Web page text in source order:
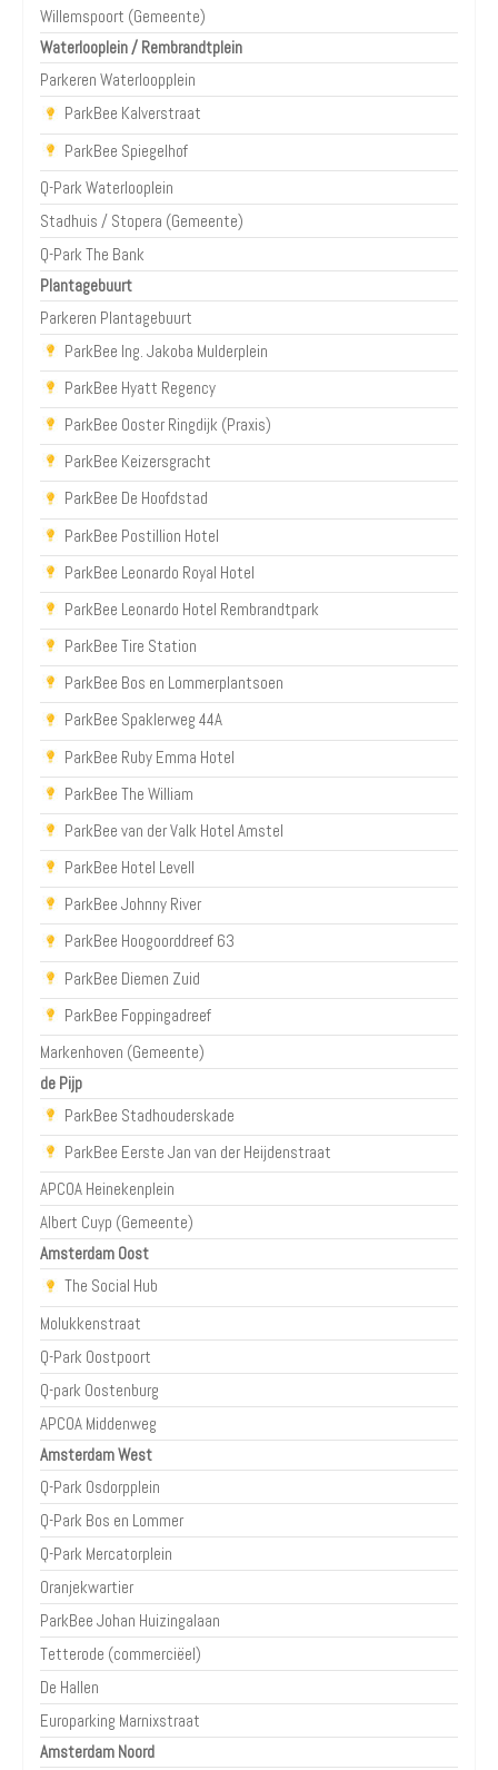
Willemspoort (Gemeente)
Waterlooplein / Rembrandtplein
Parkeren Waterloopplein
ParkBee Kalverstraat
ParkBee Spiegelhof
Q-Park Waterlooplein
Stadhuis / Stopera (Gemeente)
Q-Park The Bank
Plantagebuurt
Parkeren Plantagebuurt
ParkBee Ing. Jakoba Mulderplein
ParkBee Hyatt Regency
ParkBee Ooster Ringdijk (Praxis)
ParkBee Keizersgracht
ParkBee De Hoofdstad
ParkBee Postillion Hotel
ParkBee Leonardo Royal Hotel
ParkBee Leonardo Hotel Rembrandtpark
ParkBee Tire Station
ParkBee Bos en Lommerplantsoen
ParkBee Spaklerweg 44A
ParkBee Ruby Emma Hotel
ParkBee The William
ParkBee van der Valk Hotel Amstel
ParkBee Hotel Levell
ParkBee Johnny River
ParkBee Hoogoorddreef 63
ParkBee Diemen Zuid
ParkBee Foppingadreef
Markenhoven (Gemeente)
de Pijp
ParkBee Stadhouderskade
ParkBee Eerste Jan van der Heijdenstraat
APCOA Heinekenplein
Albert Cuyp (Gemeente)
Amsterdam Oost
The Social Hub
Molukkenstraat
Q-Park Oostpoort
Q-park Oostenburg
APCOA Middenweg
Amsterdam West
Q-Park Osdorpplein
Q-Park Bos en Lommer
Q-Park Mercatorplein
Oranjekwartier
ParkBee Johan Huizingalaan
Tetterode (commerciëel)
De Hallen
Europarking Marnixstraat
Amsterdam Noord